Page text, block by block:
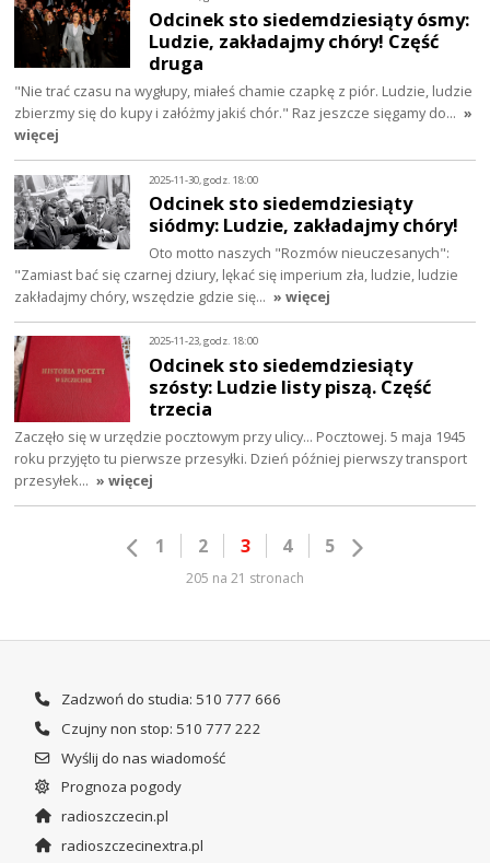
Odcinek sto siedemdziesiąty ósmy:
Ludzie, zakładajmy chóry! Część
druga
"Nie trać czasu na wygłupy, miałeś chamie czapkę z piór. Ludzie, ludzie
zbierzmy się do kupy i załóżmy jakiś chór." Raz jeszcze sięgamy do… »
więcej
2025-11-30, godz. 18:00
Odcinek sto siedemdziesiąty
siódmy: Ludzie, zakładajmy chóry!
Oto motto naszych "Rozmów nieuczesanych":
"Zamiast bać się czarnej dziury, lękać się imperium zła, ludzie, ludzie
zakładajmy chóry, wszędzie gdzie się… » więcej
2025-11-23, godz. 18:00
Odcinek sto siedemdziesiąty
szósty: Ludzie listy piszą. Część
trzecia
Zaczęło się w urzędzie pocztowym przy ulicy... Pocztowej. 5 maja 1945
roku przyjęto tu pierwsze przesyłki. Dzień później pierwszy transport
przesyłek… » więcej
1 2 3 4 5
205 na 21 stronach
Zadzwoń do studia: 510 777 666
Czujny non stop: 510 777 222
Wyślij do nas wiadomość
Prognoza pogody
radioszczecin.pl
radioszczecinextra.pl